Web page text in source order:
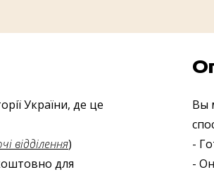
України, де це
відділення)
для
Вы
-
-